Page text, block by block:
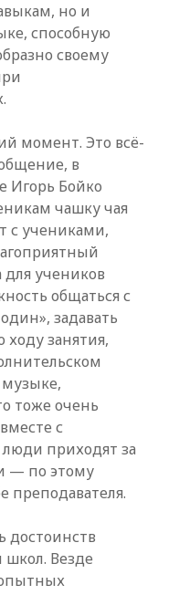
но и
способную
своему
момент. Это всё-
в
Игорь Бойко
чашку чая
с учениками,
для учеников
общаться с
задавать
занятия,
тоже очень
с
приходят за
— по этому
преподавателя.
достоинств
Везде